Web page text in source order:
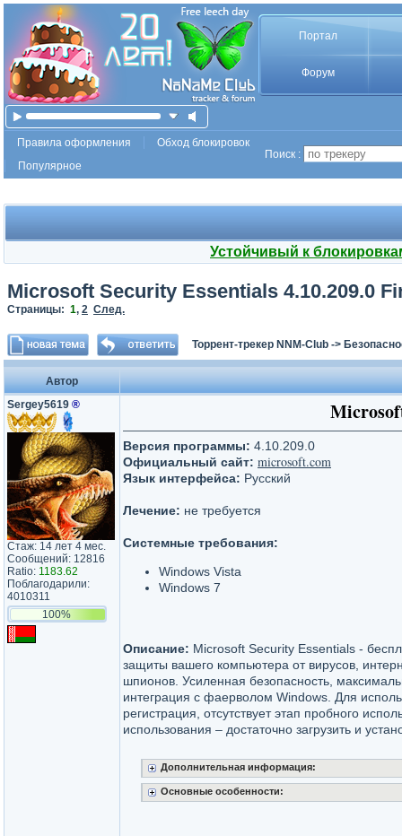
Портал
Форум
Правила оформления
Обход блокировок
Популярное
Поиск :
Устойчивый к
Microsoft Security Essentials 4.10.209.0
Страницы: 1, 2 След.
Торрент-трекер NNM-Club ->
Автор
Sergey5619 ®
Стаж: 14 лет 4 мес.
Сообщений: 12816
Ratio: 1183.62
Поблагодарили:
4010311
100%
Версия программы: 4.10.209.0
Официальный сайт: microsoft.com
Язык интерфейса: Русский
Лечение: не требуется
Системные требования:
Windows Vista
Windows 7
Описание: Microsoft Security Essentials -
защиты вашего компьютера от вирусов,
шпионов. Усиленная безопасность,
интеграция с фаерволом Windows. Для
регистрация, отсутствует этап пробного
использования – достаточно загрузить и
Дополнительная информация:
Основные особенности: